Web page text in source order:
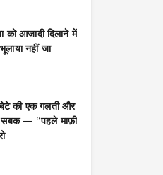
आजादी दिलाने में
नहीं जा
की एक गलती और
सबक — “पहले माफ़ी